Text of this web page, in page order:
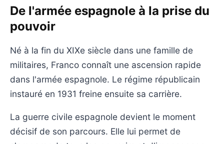
De l'armée espagnole à la prise du
pouvoir
Né à la fin du XIXe siècle dans une famille de
militaires, Franco connaît une ascension rapide
dans l'armée espagnole. Le régime républicain
instauré en 1931 freine ensuite sa carrière.
La guerre civile espagnole devient le moment
décisif de son parcours. Elle lui permet de